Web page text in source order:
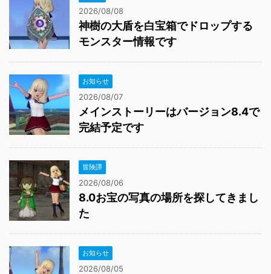
2026/08/08
神樹の大盾を白宝箱でドロップする
モンスター情報です
お知らせ
2026/08/07
メインストーリーはバージョン8.4で
完結予定です
冒険譚
2026/08/06
8.0お宝の写真の場所を探してきまし
た
お知らせ
2026/08/05